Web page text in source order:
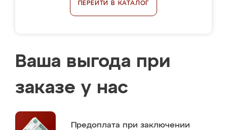
ПЕРЕЙТИ В КАТАЛОГ
Ваша выгода при
заказе у нас
Предоплата при заключении